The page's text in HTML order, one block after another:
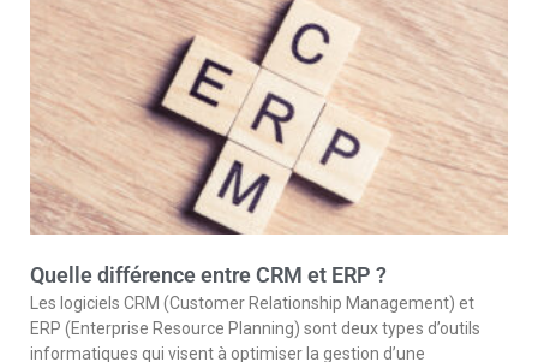
Quelle différence entre CRM et ERP ?
Les logiciels CRM (Customer Relationship Management) et
ERP (Enterprise Resource Planning) sont deux types d’outils
informatiques qui visent à optimiser la gestion d’une